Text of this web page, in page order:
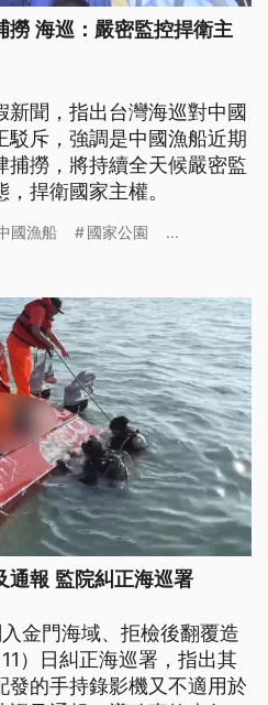
撈 海巡：嚴密監控捍衛主
新聞，指出台灣海巡對中國
駁斥，強調是中國漁船近期
捕撈，將持續全天候嚴密監
捍衛國家主權。
國漁船 國家公園 ...
通報 監院糾正海巡署
金門海域、拒檢後翻覆造
）日糾正海巡署，指出其
發的手持錄影機又不適用於